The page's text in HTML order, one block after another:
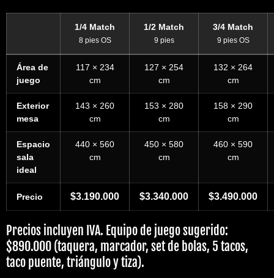
1/4 Match
8 pies OS
1/2 Match
9 pies
3/4 Match
9 pies OS
Área de
juego
117 × 234
cm
127 × 254
cm
132 × 264
cm
Exterior
mesa
143 × 260
cm
153 × 280
cm
158 × 290
cm
Espacio
sala
ideal
440 × 560
cm
450 × 580
cm
460 × 590
cm
Precio $3.190.000 $3.340.000 $3.490.000
Precios incluyen IVA. Equipo de juego sugerido:
$890.000 (taquera, marcador, set de bolas, 5 tacos,
taco puente, triángulo y tiza).